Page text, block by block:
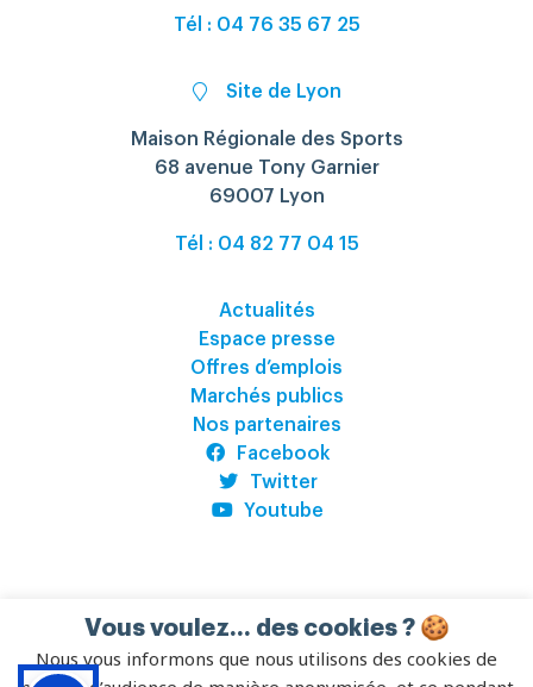
Tél : 04 76 35 67 25
Site de Lyon
Maison Régionale des Sports
68 avenue Tony Garnier
69007 Lyon
Tél : 04 82 77 04 15
Actualités
Espace presse
Offres d’emplois
Marchés publics
Nos partenaires
Facebook
Twitter
Youtube
©CREPS Auvergne-Rhône-Alpes 2026–
CGV–Règlement Intérieur–Mentions
Pilot’in
Vous voulez... des cookies ? 🍪
Nous vous informons que nous utilisons des cookies de